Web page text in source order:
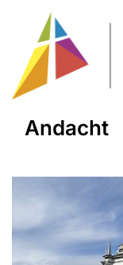
Andacht